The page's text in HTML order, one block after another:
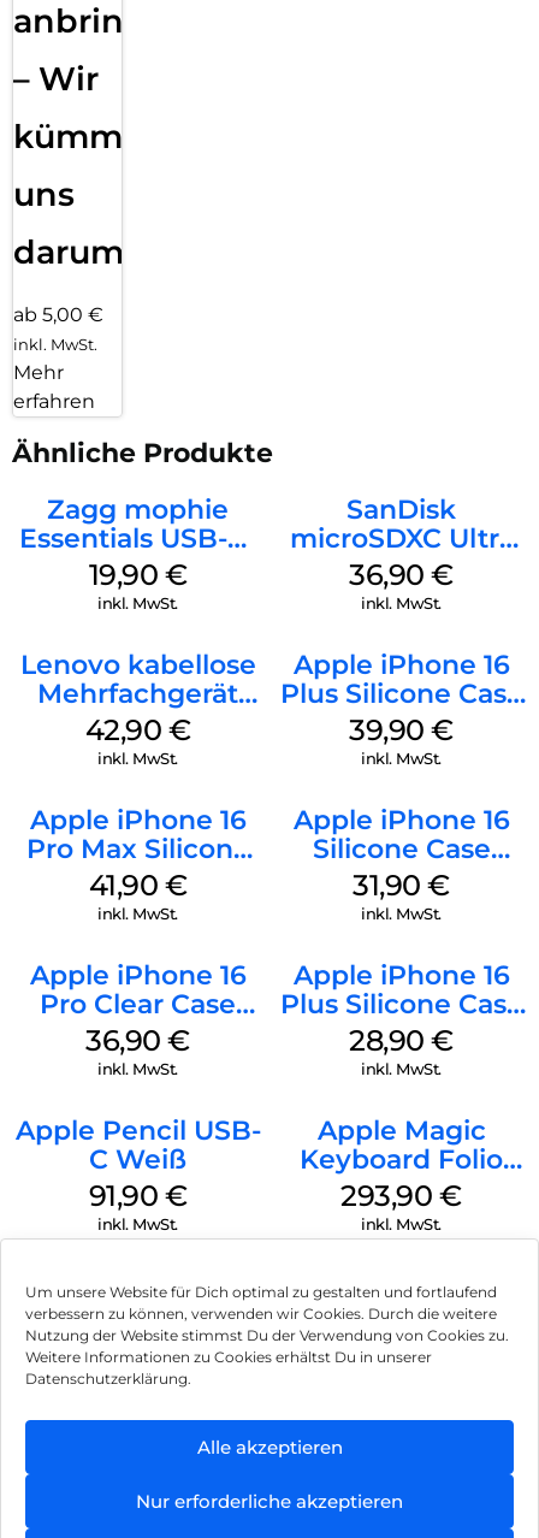
Um unsere Website für Dich optimal zu gestalten und fortlaufend
verbessern zu können, verwenden wir Cookies. Durch die weitere
Nutzung der Website stimmst Du der Verwendung von Cookies zu.
Weitere Informationen zu Cookies erhältst Du in unserer
Datenschutzerklärung.
Alle akzeptieren
Nur erforderliche akzeptieren
anbringen
– Wir
kümmern
uns
darum!
ab 5,00 €
inkl. MwSt.
Mehr
erfahren
Ähnliche Produkte
Zagg mophie
Essentials USB-C-
20W Charger PD
Weiß
19,90 €
inkl. MwSt.
SanDisk
microSDXC Ultra
128 GB + Adapter
Mobile
36,90€
inkl. MwSt.
Lenovo kabellose
Mehrfachgerät
Luna Grey
42,90 €
inkl. MwSt.
Apple iPhone 16
Plus Silicone Case
MagSafe Plum
39,90€
inkl. MwSt.
Apple iPhone 16
Pro Max Silicone
Case MagSafe
Ultramarine
41,90 €
inkl. MwSt.
Apple iPhone 16
Silicone Case
MagSafe Fuchsia
31,90€
inkl. MwSt.
Apple iPhone 16
Pro Clear Case
MagSafe
Transparent
36,90€
inkl. MwSt.
Apple iPhone 16
Plus Silicone Case
MagSafe Black
28,90€
inkl. MwSt.
Apple Pencil USB-
C Weiß
91,90 €
inkl. MwSt.
Apple Magic
Keyboard Folio
iPad 10.9″ (10.Gen.)
Weiß
293,90€
inkl. MwSt.
Impressum
Hinweis zur Batterieentsorgung